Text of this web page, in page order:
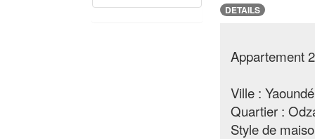
DETAILS
Appartement
Ville : Yaoundé
Quartier :
Style de